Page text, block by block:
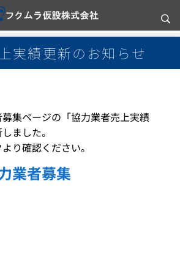
実績更新のお知らせ
集ページの「協力業者売上実績
ました。
り確認ください。
業者募集